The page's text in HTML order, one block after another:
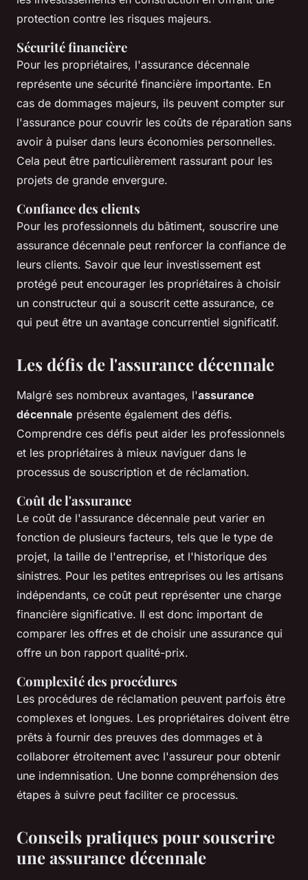
protection contre les risques majeurs.
Sécurité financière
Pour les propriétaires, l'assurance décennale
représente une sécurité financière importante. En
cas de dommages majeurs, ils peuvent compter sur
l'assurance pour couvrir les coûts de réparation sans
avoir à puiser dans leurs économies personnelles.
Cela peut être particulièrement rassurant pour les
projets de grande envergure.
Confiance des clients
Pour les professionnels du bâtiment, souscrire une
assurance décennale peut renforcer la confiance de
leurs clients. Savoir que leur investissement est
protégé peut encourager les propriétaires à choisir
un constructeur qui a souscrit cette assurance, ce
qui peut être un avantage concurrentiel significatif.
Les défis de l'assurance décennale
Malgré ses nombreux avantages, l'assurance
décennale présente également des défis.
Comprendre ces défis peut aider les professionnels
et les propriétaires à mieux naviguer dans le
processus de souscription et de réclamation.
Coût de l'assurance
Le coût de l'assurance décennale peut varier en
fonction de plusieurs facteurs, tels que le type de
projet, la taille de l'entreprise, et l'historique des
sinistres. Pour les petites entreprises ou les artisans
indépendants, ce coût peut représenter une charge
financière significative. Il est donc important de
comparer les offres et de choisir une assurance qui
offre un bon rapport qualité-prix.
Complexité des procédures
Les procédures de réclamation peuvent parfois être
complexes et longues. Les propriétaires doivent être
prêts à fournir des preuves des dommages et à
collaborer étroitement avec l'assureur pour obtenir
une indemnisation. Une bonne compréhension des
étapes à suivre peut faciliter ce processus.
Conseils pratiques pour souscrire
une assurance décennale